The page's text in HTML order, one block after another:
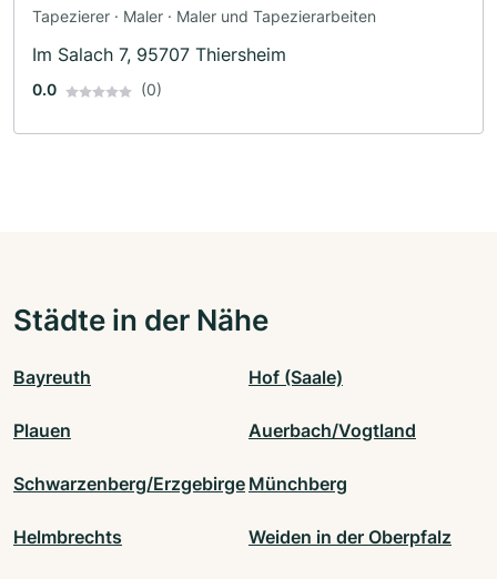
Tapezierer · Maler · Maler und Tapezierarbeiten
Im Salach 7, 95707 Thiersheim
0.0 (0)
Städte in der Nähe
Bayreuth Hof (Saale)
Plauen Auerbach/Vogtland
Schwarzenberg/Erzgebirge Münchberg
Helmbrechts Weiden in der Oberpfalz